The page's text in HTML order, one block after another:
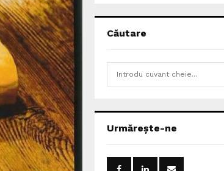
Căutare
h
o
Urmărește-ne